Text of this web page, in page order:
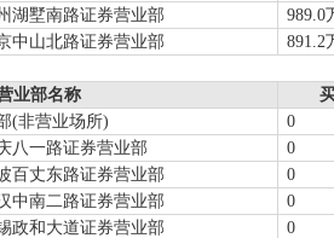
湖墅南路证券营业部
989.0
中山北路证券营业部
891.2
业部名称
(非营业场所)
0
八一路证券营业部
0
百丈东路证券营业部
0
中南二路证券营业部
0
政和大道证券营业部
0